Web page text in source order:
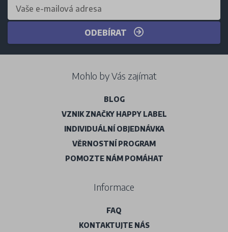
ODEBÍRAT
Mohlo by Vás zajímat
BLOG
VZNIK ZNAČKY HAPPY LABEL
INDIVIDUÁLNÍ OBJEDNÁVKA
VĚRNOSTNÍ PROGRAM
POMOZTE NÁM POMÁHAT
Informace
FAQ
KONTAKTUJTE NÁS